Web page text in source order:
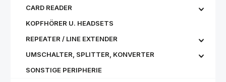
CARD READER
KOPFHÖRER U. HEADSETS
REPEATER / LINE EXTENDER
UMSCHALTER, SPLITTER, KONVERTER
SONSTIGE PERIPHERIE